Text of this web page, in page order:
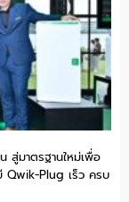
สู่มาตรฐานใหม่เพื่อ
Qwik-Plug เร็ว ครบ